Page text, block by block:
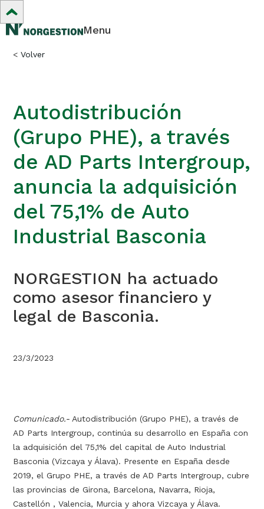
Menu
< Volver
Autodistribución
(Grupo PHE), a través
de AD Parts Intergroup,
anuncia la adquisición
del 75,1% de Auto
Industrial Basconia
NORGESTION ha actuado
como asesor financiero y
legal de Basconia.
23/3/2023
Comunicado.- Autodistribución (Grupo PHE), a través de
AD Parts Intergroup, continúa su desarrollo en España con
la adquisición del 75,1% del capital de Auto Industrial
Basconia (Vizcaya y Álava). Presente en España desde
2019, el Grupo PHE, a través de AD Parts Intergroup, cubre
las provincias de Girona, Barcelona, Navarra, Rioja,
Castellón , Valencia, Murcia y ahora Vizcaya y Álava.